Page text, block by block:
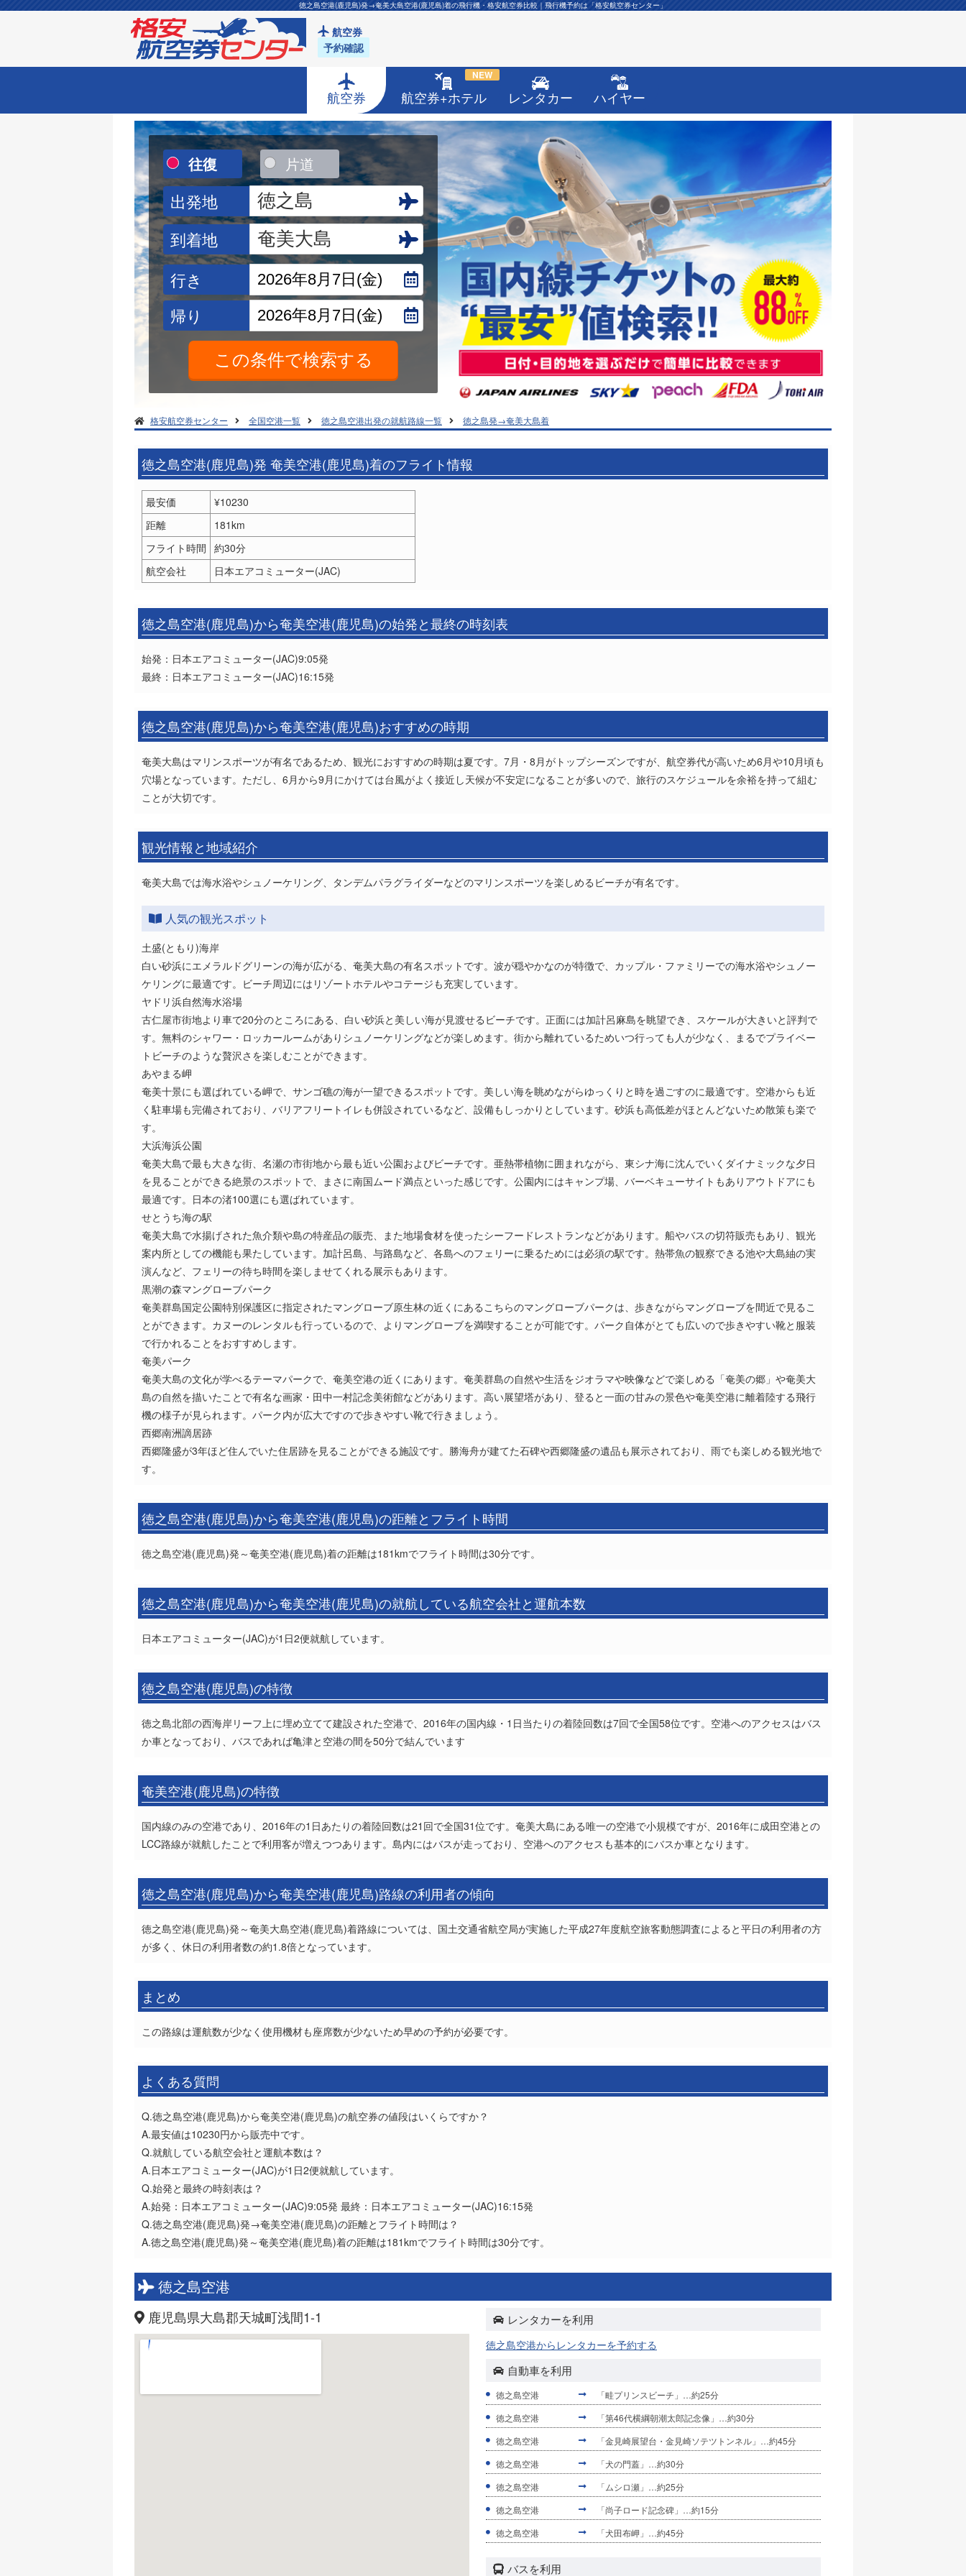
徳之島空港(鹿児島)発→奄美大島空港(鹿児島)着の飛行機・格安航空券比較｜飛行機予約は「格安航空券センター」
航空券
予約確認
航空券 航空券+ホテル
NEW
レンタカー ハイヤー
往復 片道
出発地
到着地
行き
帰り
格安航空券センター 全国空港一覧 徳之島空港出発の就航路線一覧 徳之島発→奄美大島着
徳之島空港(鹿児島)発 奄美空港(鹿児島)着のフライト情報
最安価
¥10230
距離
181km
フライト時間 約30分
航空会社
日本エアコミューター(JAC)
徳之島空港(鹿児島)から奄美空港(鹿児島)の始発と最終の時刻表
始発：日本エアコミューター(JAC)9:05発
最終：日本エアコミューター(JAC)16:15発
徳之島空港(鹿児島)から奄美空港(鹿児島)おすすめの時期
奄美大島はマリンスポーツが有名であるため、観光におすすめの時期は夏です。7月・8月がトップシーズンですが、航空券代が高いため6月や10月頃も
穴場となっています。ただし、6月から9月にかけては台風がよく接近し天候が不安定になることが多いので、旅行のスケジュールを余裕を持って組む
ことが大切です。
観光情報と地域紹介
奄美大島では海水浴やシュノーケリング、タンデムパラグライダーなどのマリンスポーツを楽しめるビーチが有名です。
人気の観光スポット
土盛(ともり)海岸
白い砂浜にエメラルドグリーンの海が広がる、奄美大島の有名スポットです。波が穏やかなのが特徴で、カップル・ファミリーでの海水浴やシュノー
ケリングに最適です。ビーチ周辺にはリゾートホテルやコテージも充実しています。
ヤドリ浜自然海水浴場
古仁屋市街地より車で20分のところにある、白い砂浜と美しい海が見渡せるビーチです。正面には加計呂麻島を眺望でき、スケールが大きいと評判で
す。無料のシャワー・ロッカールームがありシュノーケリングなどが楽しめます。街から離れているためいつ行っても人が少なく、まるでプライベー
トビーチのような贅沢さを楽しむことができます。
あやまる岬
奄美十景にも選ばれている岬で、サンゴ礁の海が一望できるスポットです。美しい海を眺めながらゆっくりと時を過ごすのに最適です。空港からも近
く駐車場も完備されており、バリアフリートイレも併設されているなど、設備もしっかりとしています。砂浜も高低差がほとんどないため散策も楽で
す。
大浜海浜公園
奄美大島で最も大きな街、名瀬の市街地から最も近い公園およびビーチです。亜熱帯植物に囲まれながら、東シナ海に沈んでいくダイナミックな夕日
を見ることができる絶景のスポットで、まさに南国ムード満点といった感じです。公園内にはキャンプ場、バーベキューサイトもありアウトドアにも
最適です。日本の渚100選にも選ばれています。
せとうち海の駅
奄美大島で水揚げされた魚介類や島の特産品の販売、また地場食材を使ったシーフードレストランなどがあります。船やバスの切符販売もあり、観光
案内所としての機能も果たしています。加計呂島、与路島など、各島へのフェリーに乗るためには必須の駅です。熱帯魚の観察できる池や大島紬の実
演んなど、フェリーの待ち時間を楽しませてくれる展示もあります。
黒潮の森マングローブパーク
奄美群島国定公園特別保護区に指定されたマングローブ原生林の近くにあるこちらのマングローブパークは、歩きながらマングローブを間近で見るこ
とができます。カヌーのレンタルも行っているので、よりマングローブを満喫することが可能です。パーク自体がとても広いので歩きやすい靴と服装
で行かれることをおすすめします。
奄美パーク
奄美大島の文化が学べるテーマパークで、奄美空港の近くにあります。奄美群島の自然や生活をジオラマや映像などで楽しめる「奄美の郷」や奄美大
島の自然を描いたことで有名な画家・田中一村記念美術館などがあります。高い展望塔があり、登ると一面の甘みの景色や奄美空港に離着陸する飛行
機の様子が見られます。パーク内が広大ですので歩きやすい靴で行きましょう。
西郷南洲謫居跡
西郷隆盛が3年ほど住んでいた住居跡を見ることができる施設です。勝海舟が建てた石碑や西郷隆盛の遺品も展示されており、雨でも楽しめる観光地で
す。
徳之島空港(鹿児島)から奄美空港(鹿児島)の距離とフライト時間
徳之島空港(鹿児島)発～奄美空港(鹿児島)着の距離は181kmでフライト時間は30分です。
徳之島空港(鹿児島)から奄美空港(鹿児島)の就航している航空会社と運航本数
日本エアコミューター(JAC)が1日2便就航しています。
徳之島空港(鹿児島)の特徴
徳之島北部の西海岸リーフ上に埋め立てて建設された空港で、2016年の国内線・1日当たりの着陸回数は7回で全国58位です。空港へのアクセスはバス
か車となっており、バスであれば亀津と空港の間を50分で結んでいます
奄美空港(鹿児島)の特徴
国内線のみの空港であり、2016年の1日あたりの着陸回数は21回で全国31位です。奄美大島にある唯一の空港で小規模ですが、2016年に成田空港との
LCC路線が就航したことで利用客が増えつつあります。島内にはバスが走っており、空港へのアクセスも基本的にバスか車となります。
徳之島空港(鹿児島)から奄美空港(鹿児島)路線の利用者の傾向
徳之島空港(鹿児島)発～奄美大島空港(鹿児島)着路線については、国土交通省航空局が実施した平成27年度航空旅客動態調査によると平日の利用者の方
が多く、休日の利用者数の約1.8倍となっています。
まとめ
この路線は運航数が少なく使用機材も座席数が少ないため早めの予約が必要です。
よくある質問
Q.徳之島空港(鹿児島)から奄美空港(鹿児島)の航空券の値段はいくらですか？
A.最安値は10230円から販売中です。
Q.就航している航空会社と運航本数は？
A.日本エアコミューター(JAC)が1日2便就航しています。
Q.始発と最終の時刻表は？
A.始発：日本エアコミューター(JAC)9:05発 最終：日本エアコミューター(JAC)16:15発
Q.徳之島空港(鹿児島)発→奄美空港(鹿児島)の距離とフライト時間は？
A.徳之島空港(鹿児島)発～奄美空港(鹿児島)着の距離は181kmでフライト時間は30分です。
徳之島空港
鹿児島県大島郡天城町浅間1-1 レンタカーを利用
徳之島空港からレンタカーを予約する
自動車を利用
徳之島空港
「畦プリンスビーチ」…約25分
徳之島空港
「第46代横綱朝潮太郎記念像」…約30分
徳之島空港
「金見崎展望台・金見崎ソテツトンネル」…約45分
徳之島空港
「犬の門蓋」…約30分
徳之島空港
「ムシロ瀬」…約25分
徳之島空港
「尚子ロード記念碑」…約15分
徳之島空港
「犬田布岬」…約45分
バスを利用